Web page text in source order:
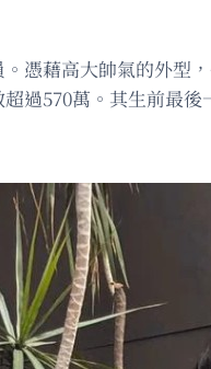
憑藉高大帥氣的外型
過570萬。其生前最